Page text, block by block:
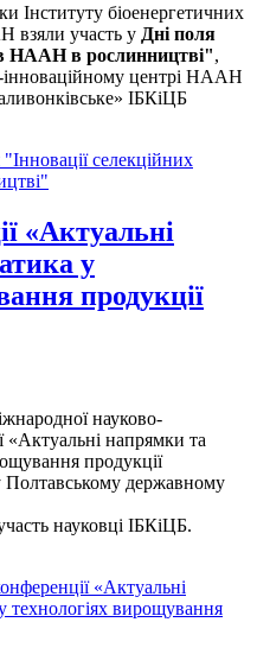
Інституту біоенергетичних
взяли участь у Дні поля
НААН в рослинництві",
центрі НААН
ІБКіЦБ
селекційних
«Актуальні
у
продукції
науково-
«Актуальні напрямки та
продукції
Полтавському державному
науковці ІБКіЦБ.
«Актуальні
технологіях вирощування